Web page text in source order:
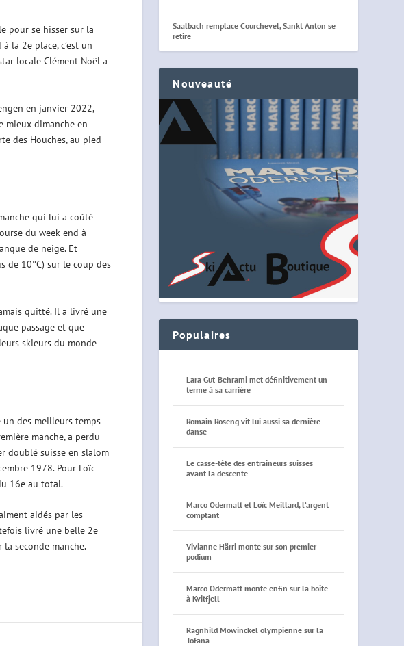
pour se hisser sur la
la 2e place, c’est un
locale Clément Noël a
en janvier 2022,
mieux dimanche en
des Houches, au pied
qui lui a coûté
du week-end à
de neige. Et
de 10°C) sur le coup des
quitté. Il a livré une
passage et que
skieurs du monde
un des meilleurs temps
manche, a perdu
doublé suisse en slalom
1978. Pour Loïc
16e au total.
aidés par les
livré une belle 2e
seconde manche.
Saalbach remplace Courchevel, Sankt Anton se
retire
Nouveauté
Populaires
Lara Gut-Behrami met définitivement un
terme à sa carrière
Romain Roseng vit lui aussi sa dernière
danse
Le casse-tête des entraîneurs suisses
avant la descente
Marco Odermatt et Loïc Meillard, l’argent
comptant
Vivianne Härri monte sur son premier
podium
Marco Odermatt monte enfin sur la boîte
à Kvitfjell
Ragnhild Mowinckel olympienne sur la
Tofana